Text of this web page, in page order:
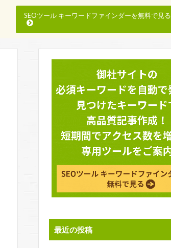
SEOツール キーワードファインダーを無料で見る
最近の投稿